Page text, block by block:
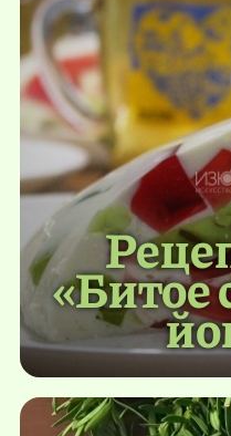
«Битое